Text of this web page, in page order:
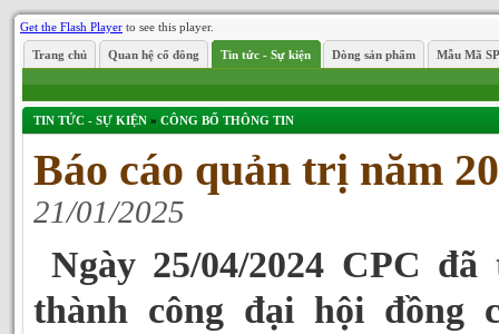
Get the Flash Player to see this player.
Trang chủ Quan hệ cổ đông Tin tức - Sự kiện Dòng sản phẩm Mẫu Mã SP
TIN TỨC - SỰ KIỆN » CÔNG BỐ THÔNG TIN
Báo cáo quản trị năm
21/01/2025
Ngày 25/04/2024 CPC đã
thành công đại hội đồng